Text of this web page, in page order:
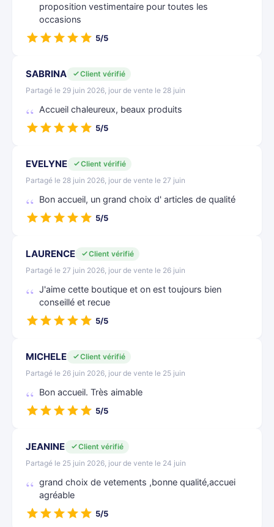
proposition vestimentaire pour toutes les
occasions
5/5
SABRINA
Client vérifié
Partagé le 29 juin 2026, jour de vente le 28 juin
Accueil chaleureux, beaux produits
5/5
EVELYNE
Client vérifié
Partagé le 28 juin 2026, jour de vente le 27 juin
Bon accueil, un grand choix d' articles de qualité
5/5
LAURENCE
Client vérifié
Partagé le 27 juin 2026, jour de vente le 26 juin
J'aime cette boutique et on est toujours bien
conseillé et recue
5/5
MICHELE
Client vérifié
Partagé le 26 juin 2026, jour de vente le 25 juin
Bon accueil. Très aimable
5/5
JEANINE
Client vérifié
Partagé le 25 juin 2026, jour de vente le 24 juin
grand choix de vetements ,bonne qualité,accuei
agréable
5/5